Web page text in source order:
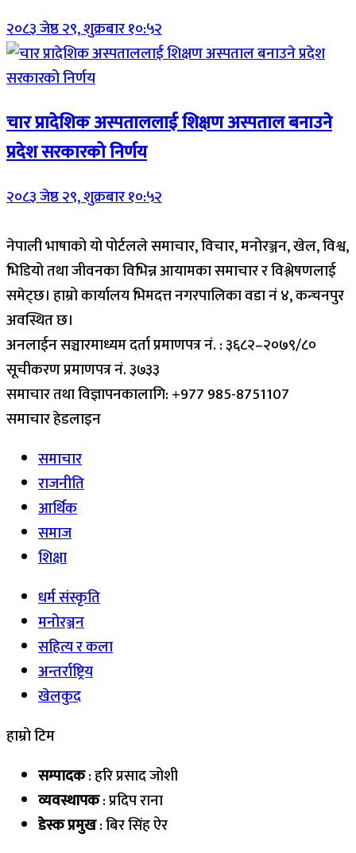
२०८३ जेष्ठ २९, शुक्रबार १०:५२
चार प्रादेशिक अस्पताललाई शिक्षण अस्पताल बनाउने
प्रदेश सरकारको निर्णय
२०८३ जेष्ठ २९, शुक्रबार १०:५२
नेपाली भाषाको यो पोर्टलले समाचार, विचार, मनोरञ्जन, खेल, विश्व,
भिडियो तथा जीवनका विभिन्न आयामका समाचार र विश्लेषणलाई
समेट्छ। हाम्रो कार्यालय भिमदत्त नगरपालिका वडा नं ४, कन्चनपुर
अवस्थित छ।
अनलाईन सञ्चारमाध्यम दर्ता प्रमाणपत्र नं. : ३६८२–२०७९/८०
सूचीकरण प्रमाणपत्र नं. ३७३३
समाचार तथा विज्ञापनकालागि: +977 985-8751107
समाचार हेडलाइन
समाचार
राजनीति
आर्थिक
समाज
शिक्षा
धर्म संस्कृति
मनोरञ्जन
सहित्य र कला
अन्तर्राष्ट्रिय
खेलकुद
हाम्रो टिम
सम्पादक: हरि प्रसाद जोशी
व्यवस्थापक: प्रदिप राना
डेस्क प्रमुख: बिर सिंह ऐर